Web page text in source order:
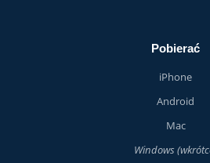
Pobierać
iPhone
Android
Mac
Windows